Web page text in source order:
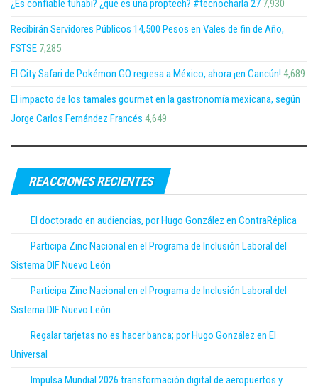
¿Es confiable tuhabi? ¿que es una proptech? #tecnocharla 27 7,930
Recibirán Servidores Públicos 14,500 Pesos en Vales de fin de Año,
FSTSE 7,285
El City Safari de Pokémon GO regresa a México, ahora ¡en Cancún! 4,689
El impacto de los tamales gourmet en la gastronomía mexicana, según
Jorge Carlos Fernández Francés 4,649
REACCIONES RECIENTES
El doctorado en audiencias, por Hugo González en ContraRéplica
Participa Zinc Nacional en el Programa de Inclusión Laboral del
Sistema DIF Nuevo León
Participa Zinc Nacional en el Programa de Inclusión Laboral del
Sistema DIF Nuevo León
Regalar tarjetas no es hacer banca; por Hugo González en El
Universal
Impulsa Mundial 2026 transformación digital de aeropuertos y